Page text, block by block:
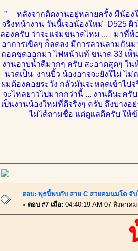
” หลังจากติดงานอยู่หลายครั้ง มีน้องใ
จริงหน้างาน วันนี้เจอน้องใหม่ D525 ผิ
ลองครับ ว่าจะแจ่มขนาดไหม ... มาที่ห้
อาการเขิลๆ ก็ลดลง มีการลวนลามกั
ถอดชุดออกมา ไฟหน้าแท้ ขนาด 33 เห็
งานอาบน้ำดีมากๆ ครับ สะอาดสุดๆ ใ
นวดเป็น งานบิ้ว น้องอาจจะยังใไม่ ไ
ผมต้องคอยระวัง กลัวมันจะหลุดเข้าไป
จะไหลยาวไปมากกว่านี้ ... งานดีนะค
เป็นงานน้องใหม่ที่ดีจริงๆ ครับ ถึงบาง
ไม่ได้ถามชื่อ แต่ดูแลดีครับ ให้
ตอบ: พุธนี้พบกับ สาย C สวยคมนมโต จั
« ตอบ #7 เมื่อ: 04:40:19 AM 07 สิงหาค